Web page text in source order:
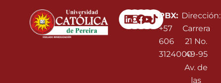
Linkedin
Instagram
Facebook
Youtube
PBX:
+57
606
3124000
Dirección:
Carrera
21 No.
49-95
Av. de
las